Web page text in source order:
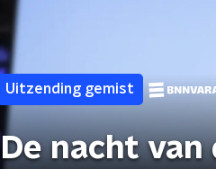
Uitzending gemist
De nacht van